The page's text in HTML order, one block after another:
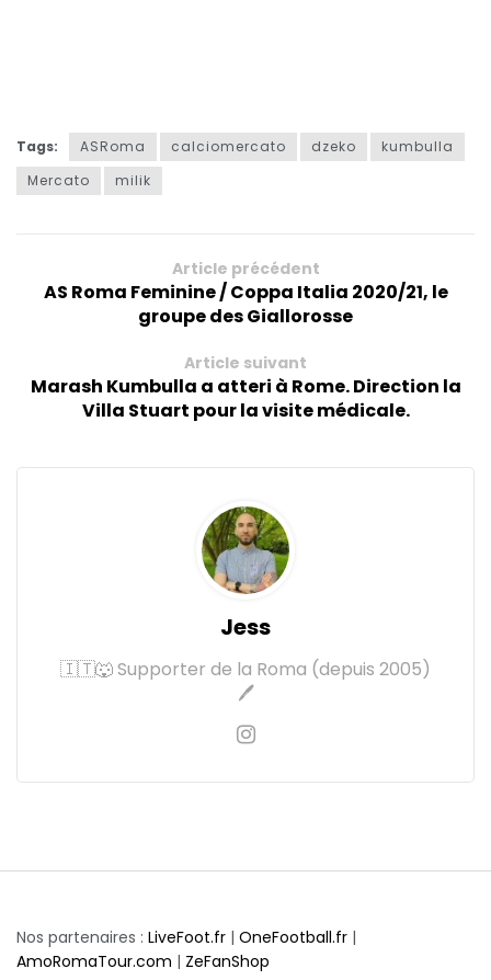
Tags: ASRoma calciomercato dzeko
kumbulla
Mercato
milik
Article précédent
AS Roma Feminine / Coppa Italia 2020/21, le
groupe des Giallorosse
Article suivant
Marash Kumbulla a atteri à Rome. Direction la
Villa Stuart pour la visite médicale.
Jess
🇮🇹🐺 Supporter de la Roma (depuis 2005)
🖊
Nos partenaires : LiveFoot.fr | OneFootball.fr |
AmoRomaTour.com | ZeFanShop